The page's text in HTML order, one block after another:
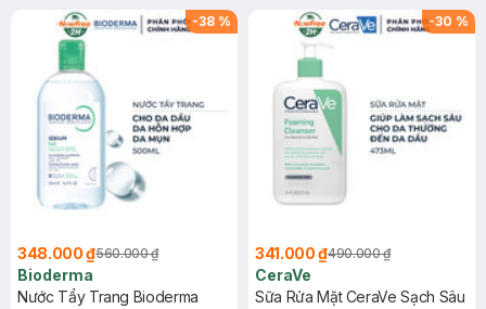
-38 %
348.000 ₫560.000 ₫
Bioderma
Nước Tẩy Trang Bioderma
-30 %
341.000 ₫490.000 ₫
CeraVe
Sữa Rửa Mặt CeraVe Sạch Sâu